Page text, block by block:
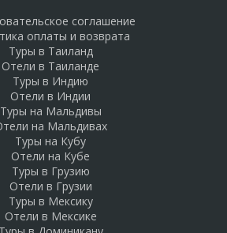
соглашение
оплаты и возврата
Туры в Таиланд
Отели в Таиланде
Туры в Индию
Отели в Индии
Туры на Мальдивы
на Мальдивах
Туры на Кубу
Отели на Кубе
Туры в Грузию
Отели в Грузии
Туры в Мексику
Отели в Мексике